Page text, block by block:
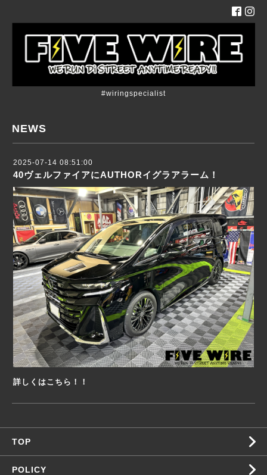
#wiringspecialist
NEWS
2025-07-14 08:51:00
40ヴェルファイアにAUTHORイグラアラーム！
詳しくはこちら！！
TOP
POLICY